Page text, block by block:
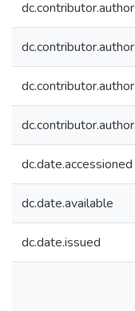
dc.contributor.author
dc.contributor.author
dc.contributor.author
dc.contributor.author
dc.date.accessioned
dc.date.available
dc.date.issued